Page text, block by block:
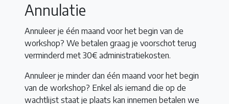
Annulatie
Annuleer je één maand voor het begin van de
workshop? We betalen graag je voorschot terug
verminderd met 30€ administratiekosten.
Annuleer je minder dan één maand voor het begin
van de workshop? Enkel als iemand die op de
wachtlijst staat je plaats kan innemen betalen we